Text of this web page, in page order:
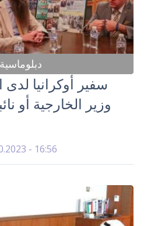
دبلوماسية
سفير أوكرانيا
وزير الخارجية أو
- 16:56